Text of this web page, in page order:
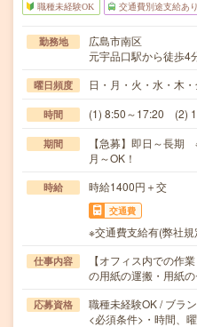
職種未経験OK 交通費別途支給あり
勤務地
広島市南区
元宇品口駅から徒歩4
曜日頻度 日・月・火・水・木
時間 (1) 8:50～17:20 (2)
期間
【急募】即日～長
月～OK！
時給 時給1400円＋交
交通費
※交通費支給有(弊社規
仕事内容
【オフィス内での作
の用紙の運搬・用紙
応募資格
職種未経験OK / ブラ
<必須条件>・時間、